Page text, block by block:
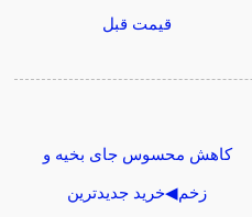
قیمت قبل
کاهش محسوس جای بخیه و
زخم◀خرید جدیدترین